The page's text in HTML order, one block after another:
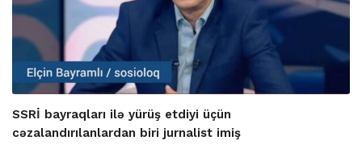
SSRİ bayraqları ilə yürüş etdiyi üçün
cəzalandırılanlardan biri jurnalist imiş